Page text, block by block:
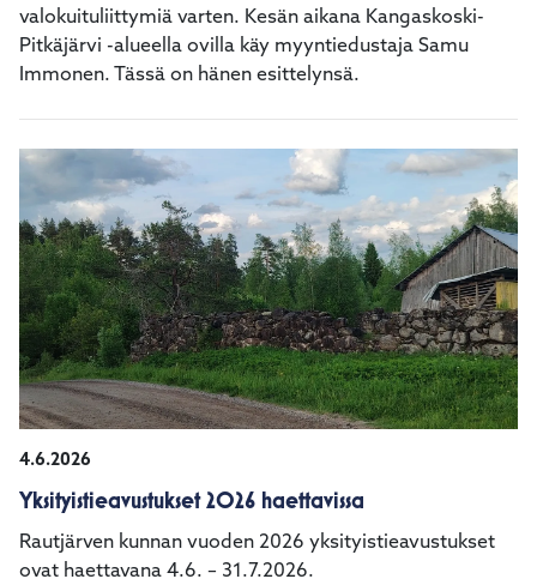
valokuituliittymiä varten. Kesän aikana Kangaskoski-
Pitkäjärvi -alueella ovilla käy myyntiedustaja Samu
Immonen. Tässä on hänen esittelynsä.
4.6.2026
Yksityistieavustukset 2026 haettavissa
Rautjärven kunnan vuoden 2026 yksityistieavustukset
ovat haettavana 4.6. – 31.7.2026.